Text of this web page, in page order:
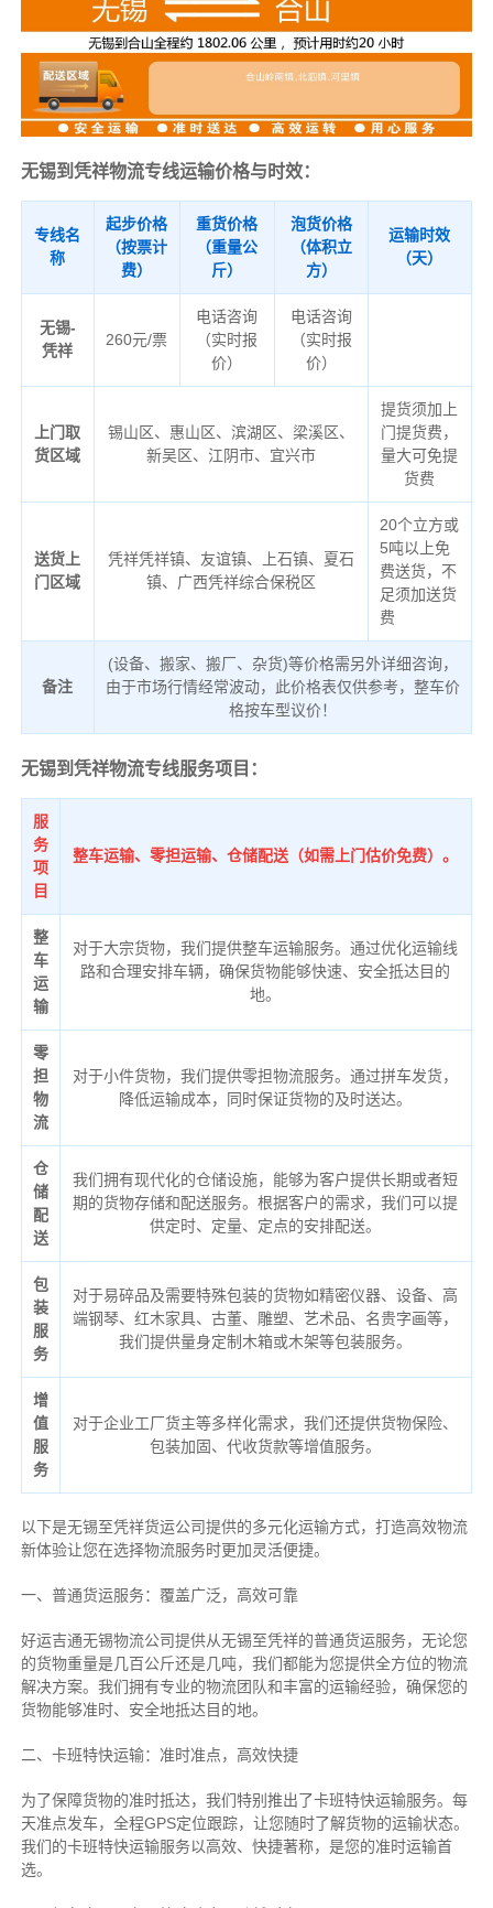
无锡到凭祥物流专线运输价格与时效：
专线名
称
起步价格
（按票计
费）
重货价格
（重量公
斤）
泡货价格
（体积立
方）
运输时效
（天）
无锡-
凭祥
260元/票
电话咨询
（实时报
价）
电话咨询
（实时报
价）
上门取
货区域
锡山区、惠山区、滨湖区、梁溪区、
新吴区、江阴市、宜兴市
提货须加上
门提货费，
量大可免提
货费
送货上
门区域
凭祥凭祥镇、友谊镇、上石镇、夏石
镇、广西凭祥综合保税区
20个立方或
5吨以上免
费送货，不
足须加送货
费
备注
(设备、搬家、搬厂、杂货)等价格需另外详细咨询，
由于市场行情经常波动，此价格表仅供参考，整车价
格按车型议价！
无锡到凭祥物流专线服务项目：
服
务
项
目
整车运输、零担运输、仓储配送（如需上门估价免费）。
整
车
运
输
对于大宗货物，我们提供整车运输服务。通过优化运输线
路和合理安排车辆，确保货物能够快速、安全抵达目的
地。
零
担
物
流
对于小件货物，我们提供零担物流服务。通过拼车发货，
降低运输成本，同时保证货物的及时送达。
仓
储
配
送
我们拥有现代化的仓储设施，能够为客户提供长期或者短
期的货物存储和配送服务。根据客户的需求，我们可以提
供定时、定量、定点的安排配送。
包
装
服
务
对于易碎品及需要特殊包装的货物如精密仪器、设备、高
端钢琴、红木家具、古董、雕塑、艺术品、名贵字画等，
我们提供量身定制木箱或木架等包装服务。
增
值
服
务
对于企业工厂货主等多样化需求，我们还提供货物保险、
包装加固、代收货款等增值服务。
以下是无锡至凭祥货运公司提供的多元化运输方式，打造高效物流
新体验让您在选择物流服务时更加灵活便捷。
一、普通货运服务：覆盖广泛，高效可靠
好运吉通无锡物流公司提供从无锡至凭祥的普通货运服务，无论您
的货物重量是几百公斤还是几吨，我们都能为您提供全方位的物流
解决方案。我们拥有专业的物流团队和丰富的运输经验，确保您的
货物能够准时、安全地抵达目的地。
二、卡班特快运输：准时准点，高效快捷
为了保障货物的准时抵达，我们特别推出了卡班特快运输服务。每
天准点发车，全程GPS定位跟踪，让您随时了解货物的运输状态。
我们的卡班特快运输服务以高效、快捷著称，是您的准时运输首
选。